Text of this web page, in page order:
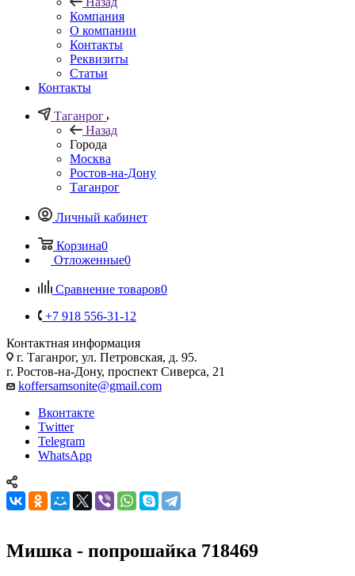
Компания
О компании
Контакты
Реквизиты
Статьи
Контакты
Таганрог
Назад
Города
Москва
Ростов-на-Дону
Таганрог
Личный кабинет
Корзина0
Отложенные0
Сравнение товаров0
+7 918 556-31-12
Контактная информация
г. Таганрог, ул. Петровская, д. 95.
г. Ростов-на-Дону, проспект Сиверса, 21
koffersamsonite@gmail.com
Вконтакте
Twitter
Telegram
WhatsApp
Мишка - попрошайка 718469